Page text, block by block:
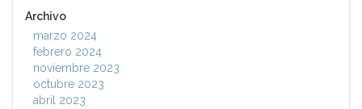
Archivo
marzo 2024
febrero 2024
noviembre 2023
octubre 2023
abril 2023